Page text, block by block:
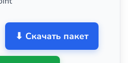
⬇ Скачать пакет